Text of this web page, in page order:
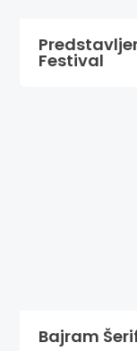
Festival
Bajram